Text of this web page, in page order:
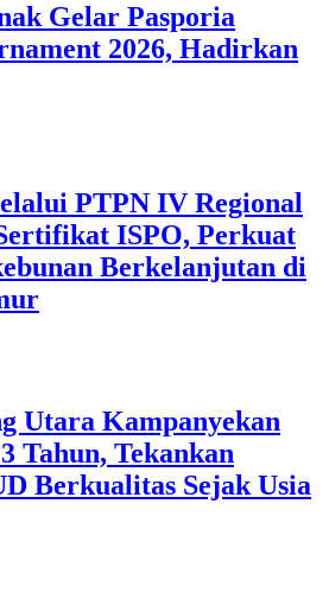
Gelar Pasporia
2026, Hadirkan
PTPN IV Regional
ISPO, Perkuat
Berkelanjutan di
Utara Kampanyekan
Tahun, Tekankan
Berkualitas Sejak Usia